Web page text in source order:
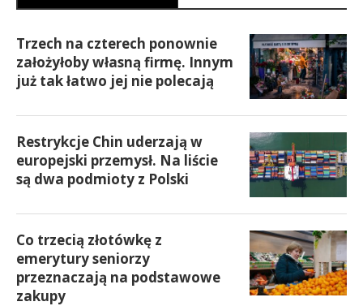
Trzech na czterech ponownie
założyłoby własną firmę. Innym
już tak łatwo jej nie polecają
Restrykcje Chin uderzają w
europejski przemysł. Na liście
są dwa podmioty z Polski
Co trzecią złotówkę z
emerytury seniorzy
przeznaczają na podstawowe
zakupy